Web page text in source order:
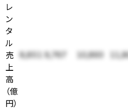
レ
ン
タ
ル
売
上
高
（億
円）
8,851 9,767 10,893